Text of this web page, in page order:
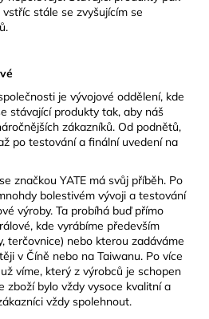
stále se zvyšujícím se
je vývojové oddělení, kde
stávající produkty tak, aby náš
zákazníků. Od podnětů,
po testování a finální uvedení na
značkou YATE má svůj příběh. Po
bolestivém vývoji a testování
výroby. Ta probíhá buď přímo
kde vyrábíme především
terčovnice) nebo kterou zadáváme
v Číně nebo na Taiwanu. Po více
víme, který z výrobců je schopen
zboží bylo vždy vysoce kvalitní a
vždy spolehnout.